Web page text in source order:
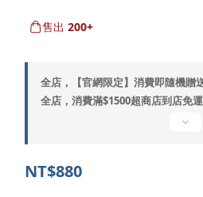
售出 200+
全店，【官網限定】消費即隨機贈
全店，消費滿$1500超商店到店免運
NT$880